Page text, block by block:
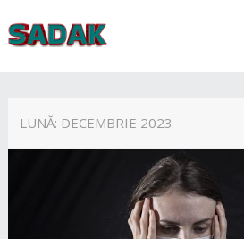
LUNĂ: DECEMBRIE 2023